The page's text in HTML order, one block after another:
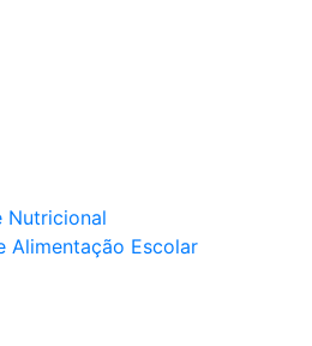
Nutricional
Alimentação Escolar